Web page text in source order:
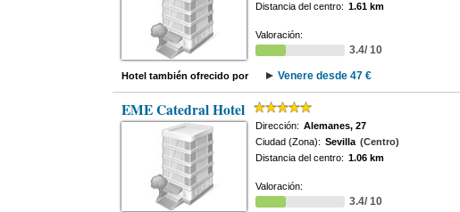
Distancia del centro: 1.61 km
Valoración:
3.4/ 10
Hotel también ofrecido por Venere desde 47 €
EME Catedral Hotel
Dirección: Alemanes, 27
Ciudad (Zona): Sevilla (Centro)
Distancia del centro: 1.06 km
Valoración:
3.4/ 10